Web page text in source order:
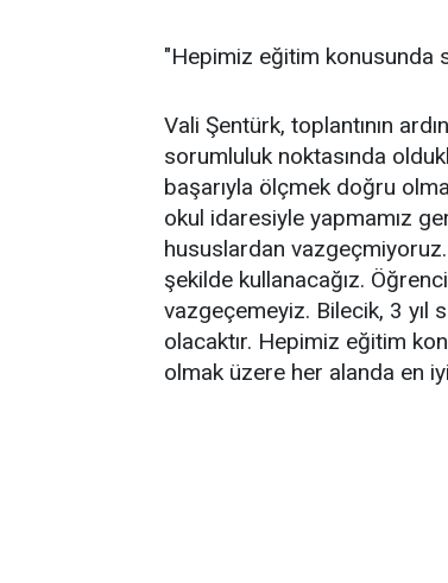
"Hepimiz eğitim konusunda
Vali Şentürk, toplantının
sorumluluk noktasında
başarıyla ölçmek doğru
okul idaresiyle yapmamız
hususlardan
şekilde kullanacağız.
vazgeçemeyiz. Bilecik, 3 yıl
olacaktır. Hepimiz eğitim
olmak üzere her alanda en